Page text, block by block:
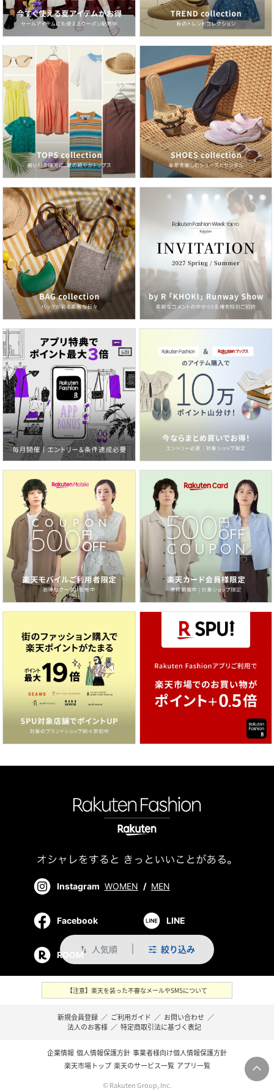
swap_vert 人気順 絞り込み
Instagram WOMEN / MEN
Facebook LINE
ROOM
【注意】楽天を装った不審なメールやSMSについて
新規会員登録 ／ ご利用ガイド ／ お問い合わせ ／
法人のお客様 ／ 特定商取引法に基づく表記
企業情報 個人情報保護方針 事業者様向け個人情報保護方針
楽天市場トップ 楽天のサービス一覧 アプリ一覧
© Rakuten Group, Inc.